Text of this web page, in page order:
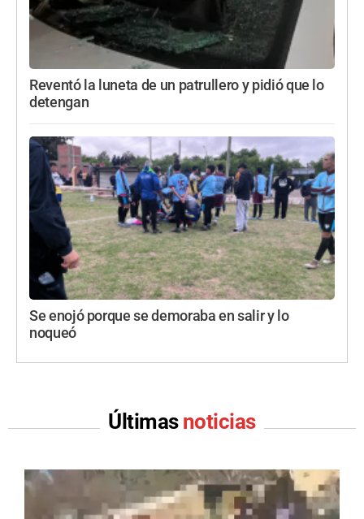
Reventó la luneta de un patrullero y pidió que lo
detengan
Se enojó porque se demoraba en salir y lo
noqueó
Últimas noticias